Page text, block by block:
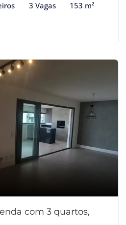
3 Vagas 153 m²
com 3 quartos,